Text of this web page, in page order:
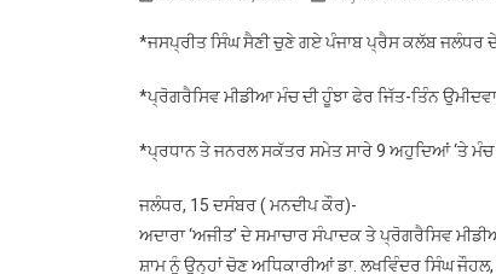
*ਜਸਪ੍ਰੀਤ ਸਿੰਘ ਸੈਣੀ ਚੁਣੇ ਗਏ ਪੰਜਾਬ ਪ੍ਰੈਸ ਕਲੱਬ ਜਲੰਧਰ
*ਪ੍ਰੋਗਰੈਸਿਵ ਮੀਡੀਆ ਮੰਚ ਦੀ ਹੂੰਝਾ ਫੇਰ ਜਿੱਤ-ਤਿੰਨ
*ਪ੍ਰਧਾਨ ਤੇ ਜਨਰਲ ਸਕੱਤਰ ਸਮੇਤ ਸਾਰੇ 9 ਅਹੁਦਿਆਂ ‘ਤੇ ਮੰਚ
ਜਲੰਧਰ, 15 ਦਸੰਬਰ ( ਮਨਦੀਪ ਕੌਰ)-
ਅਦਾਰਾ ‘ਅਜੀਤ’ ਦੇ ਸਮਾਚਾਰ ਸੰਪਾਦਕ ਤੇ ਪ੍ਰੋਗਰੈਸਿਵ
ਸ਼ਾਮ ਨੂੰ ਉਨ੍ਹਾਂ ਚੋਣ ਅਧਿਕਾਰੀਆਂ ਡਾ. ਲਖਵਿੰਦਰ ਸਿੰਘ